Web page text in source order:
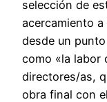
selección de
acercamiento
desde un
como «la labor
directores/as,
obra final con